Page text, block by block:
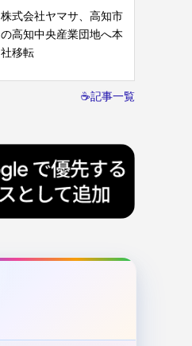
株式会社ヤマサ、高知市
の高知中央産業団地へ本
社移転
☕記事一覧